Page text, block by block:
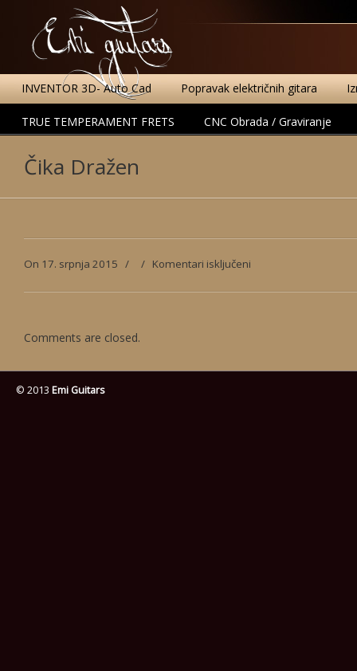
INVENTOR 3D- Auto Cad Popravak električnih gitara
TRUE TEMPERAMENT FRETS CNC Obrada / Graviranje
Čika Dražen
On 17. srpnja 2015 / / Komentari isključeni
Comments are closed.
© 2013 Emi Guitars